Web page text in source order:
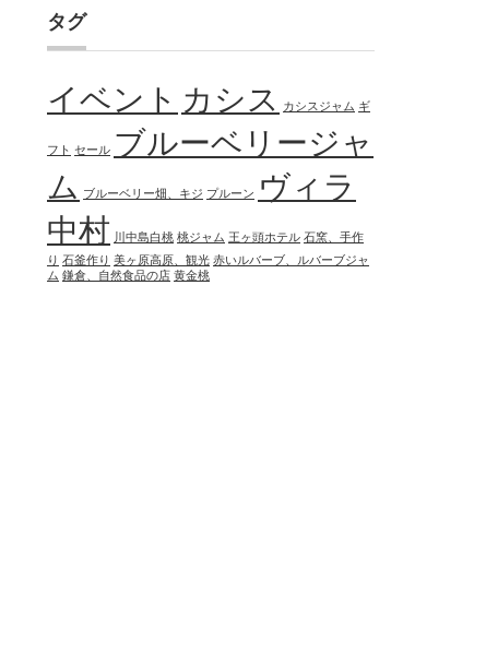
タグ
イベント カシス カシスジャム ギ
フト セール ブルーベリージャ
ム
ブルーベリー畑、キジ プルーン ヴィラ
中村 川中島白桃 桃ジャム 王ヶ頭ホテル 石窯、手作
り 石釜作り 美ヶ原高原、観光 赤いルバーブ、ルバーブジャ
ム 鎌倉、自然食品の店 黄金桃